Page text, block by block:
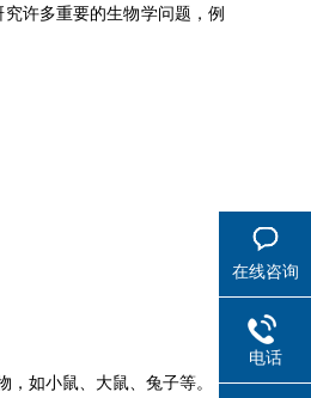
许多重要的生物学问题，例
如小鼠、大鼠、兔子等。
在线咨询
电话